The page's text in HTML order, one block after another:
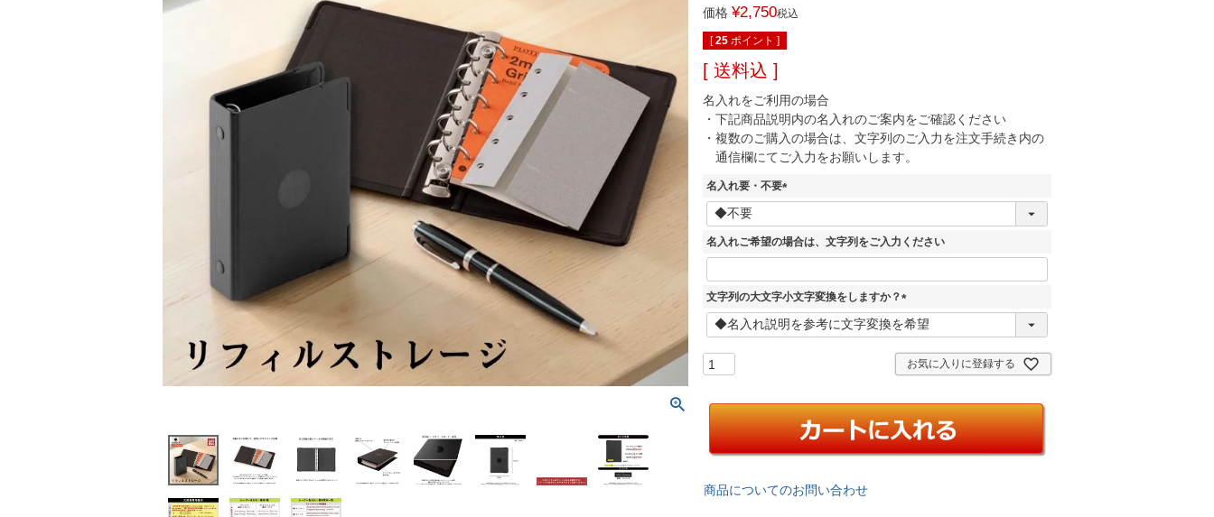
価格 ¥2,750税込
[25 ポイント ]
送料込
名入れをご利用の場合
・下記商品説明内の名入れのご案内をご確認ください
・複数のご購入の場合は、文字列のご入力を注文手続き内の
通信欄にてご入力をお願いします。
名入れ要・不要
(
須
)
名入れご希望の場合は、文字列をご入力ください
文字列の大文字小文字変換をしますか？
(
必
お気に入りに登録する
商品についてのお問い合わせ